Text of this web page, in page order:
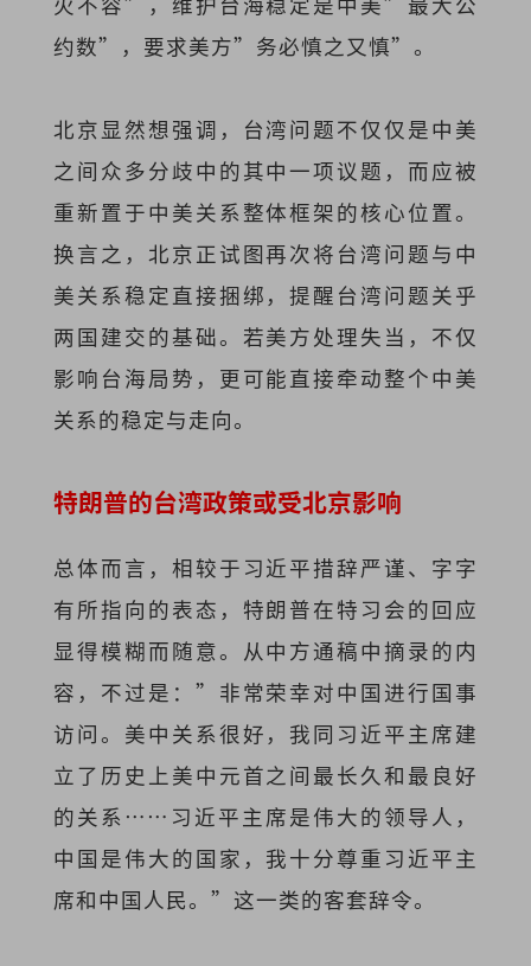
约数”，要求美方”务必慎之又慎”。
北京显然想强调，台湾问题不仅仅是中美
之间众多分歧中的其中一项议题，而应被
重新置于中美关系整体框架的核心位置。
换言之，北京正试图再次将台湾问题与中
美关系稳定直接捆绑，提醒台湾问题关乎
两国建交的基础。若美方处理失当，不仅
影响台海局势，更可能直接牵动整个中美
关系的稳定与走向。
特朗普的台湾政策或受北京影响
总体而言，相较于习近平措辞严谨、字字
有所指向的表态，特朗普在特习会的回应
显得模糊而随意。从中方通稿中摘录的内
容，不过是：”非常荣幸对中国进行国事
访问。美中关系很好，我同习近平主席建
立了历史上美中元首之间最长久和最良好
的关系……习近平主席是伟大的领导人，
中国是伟大的国家，我十分尊重习近平主
席和中国人民。”这一类的客套辞令。